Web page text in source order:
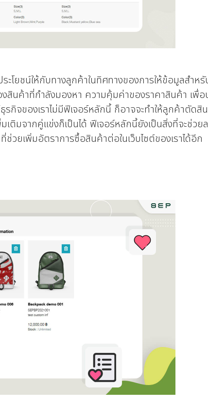
โยชน์ให้กับทางลูกค้าในทิศทางของการให้ข้อมูลสำหรั
สินค้าที่กำลังมองหา ความคุ้มค่าของราคาสินค้า เพื่อ
กิจของเราไม่มีฟีเจอร์หลักนี้ ก็อาจจะทำให้ลูกค้าตัดสิ
เติมจากคู่แข่งก็เป็นได้ ฟีเจอร์หลักนี้ยังเป็นสิ่งที่จะช่ว
วยเพิ่มอัตราการซื้อสินค้าต่อในเว็บไซต์ของเราได้อีก